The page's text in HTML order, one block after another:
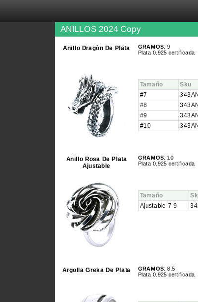
Anillo Dragón De Plata GRAMOS: 9
Plata 0.925 certificada
Tamaño
Sku
#7
#8
#9
#10
Anillo Rosa De Plata
Ajustable
GRAMOS: 10
Plata 0.925 certificada
Tamaño
Ajustable 7-9
Argolla Greka De Plata GRAMOS: 8.5
Plata 0.925 certificada
ANILLOS 2024 Copy